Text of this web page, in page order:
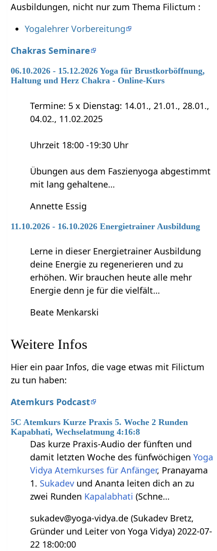
Ausbildungen, nicht nur zum Thema Filictum :
Yogalehrer Vorbereitung
Chakras Seminare
06.10.2026 - 15.12.2026 Yoga für Brustkorböffnung,
Haltung und Herz Chakra - Online-Kurs
Termine: 5 x Dienstag: 14.01., 21.01., 28.01.,
04.02., 11.02.2025
Uhrzeit 18:00 -19:30 Uhr
Übungen aus dem Faszienyoga abgestimmt
mit lang gehaltene…
Annette Essig
11.10.2026 - 16.10.2026 Energietrainer Ausbildung
Lerne in dieser Energietrainer Ausbildung
deine Energie zu regenerieren und zu
erhöhen. Wir brauchen heute alle mehr
Energie denn je für die vielfält…
Beate Menkarski
Weitere Infos
Hier ein paar Infos, die vage etwas mit Filictum
zu tun haben:
Atemkurs Podcast
5C Atemkurs Kurze Praxis 5. Woche 2 Runden
Kapabhati, Wechselatmung 4:16:8
Das kurze Praxis-Audio der fünften und
damit letzten Woche des fünfwöchigenYoga
Vidya Atemkurses für Anfänger, Pranayama
1. Sukadev und Ananta leiten dich an zu
zwei Runden Kapalabhati (Schne…
sukadev@yoga-vidya.de (Sukadev Bretz,
Gründer und Leiter von Yoga Vidya) 2022-07-
22 18:00:00